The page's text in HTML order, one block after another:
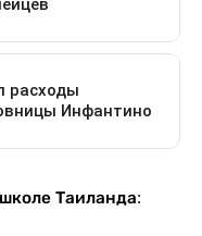
Таиланда: